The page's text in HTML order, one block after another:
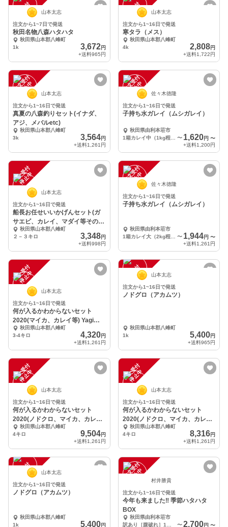
注
文
受
付
停
止
中 山本太志
注文から1~7日で発送
秋田名物八森ハタハタ
秋田県山本郡八峰町
1k
3,672円
+送料965円
注
文
受
付
停
止
中 山本太志
注文から1~16日で発送
寒タラ（メス）
秋田県山本郡八峰町
4k
2,808円
+送料1,722円
注
文
受
付
停
止
中 山本太志
注文から1~16日で発送
真夏の八森釣りセット(イナダ、
アジ、メバルetc)
秋田県山本郡八峰町
3k
3,564円
+送料1,261円
注
文
受
付
停
止
中 佐々木徳隆
注文から1~16日で発送
子持ち水ガレイ（ムシガレイ）
秋田県由利本荘市
1箱カレイ中（1kg程度）
〜 1,620円 〜
+送料1,200円
注
文
受
付
停
止
中
山本太志
注文から1~16日で発送
船長お任せいいかげんセット(ガ
サエビ、カレイ、マダイ等その時
獲れた魚)
秋田県山本郡八峰町
２－３キロ
3,348円
+送料998円
注
文
受
付
停
止
中 佐々木徳隆
注文から1~16日で発送
子持ち水ガレイ（ムシガレイ）
秋田県由利本荘市
1箱カレイ大（2kg程度）
〜 1,944円 〜
+送料1,261円
注
文
受
付
停
止
中
山本太志
注文から1~16日で発送
何が入るかわからないセット
2020(マイカ、カレイ等) Yagiさ
ん専用
秋田県山本郡八峰町
3-4キロ
4,320円
+送料1,261円
注
文
受
付
停
止
中 山本太志
注文から1~16日で発送
ノドグロ（アカムツ）
秋田県山本郡八峰町
1k
5,400円
+送料965円
注
文
受
付
停
止
中
山本太志
注文から1~16日で発送
何が入るかわからないセット
2020(ノドクロ、マイカ、カレイ
等)晴天さん専用
秋田県山本郡八峰町
4キロ
9,504円
+送料1,261円
注
文
受
付
停
止
中
山本太志
注文から1~16日で発送
何が入るかわからないセット
2020(ノドクロ、マイカ、カレイ
等)晴天さん専用
秋田県山本郡八峰町
4キロ
8,316円
+送料1,261円
注
文
受
付
停
止
中 山本太志
注文から1~16日で発送
ノドグロ（アカムツ）
秋田県山本郡八峰町
1k
5,400円
注
文
受
付
停
止
中 村井勝貴
注文から1~16日で発送
今年も来ました‼️ 季節ハタハタ
BOX
秋田県由利本荘市
〜2,700円 〜